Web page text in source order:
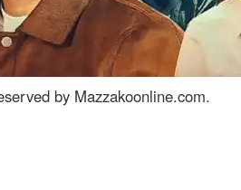
by Mazzakoonline.com.